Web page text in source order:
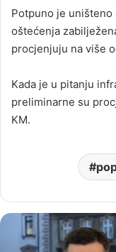
Potpuno je
oštećenja
procjenjuju na više
Kada je u pitanju
preliminarne su
KM.